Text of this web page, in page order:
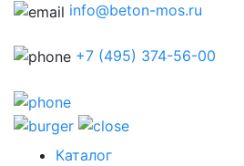
info@beton-mos.ru
+7 (495) 374-56-00
Каталог